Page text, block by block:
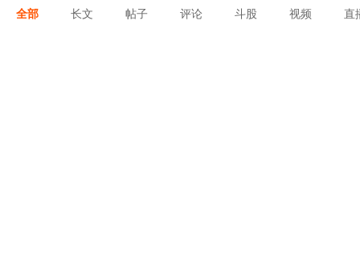
全部 长文 帖子 评论 斗股 视频 直